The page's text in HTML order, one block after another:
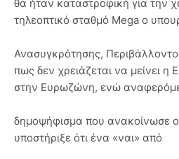
θα ήταν καταστροφική για την
τηλεοπτικό σταθμό Mega ο
Ανασυγκρότησης,
πως δεν χρειάζεται να μείνει η
στην Ευρωζώνη, ενώ
δημοψήφισμα που ανακοίνωσε
υποστήριξε ότι ένα «ναι» από